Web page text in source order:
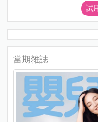
試
當期雜誌